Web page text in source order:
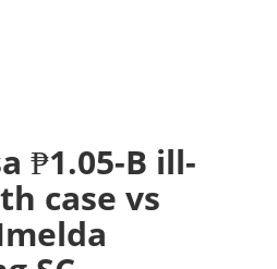
₱1.05-B ill-
case vs